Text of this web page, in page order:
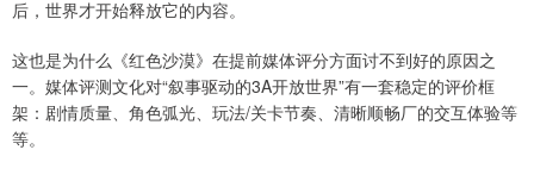
后，世界才开始释放它的内容。
这也是为什么《红色沙漠》在提前媒体评分方面讨不到好的原因之
一。媒体评测文化对“叙事驱动的3A开放世界”有一套稳定的评价框
架：剧情质量、角色弧光、玩法/关卡节奏、清晰顺畅厂的交互体验等
等。